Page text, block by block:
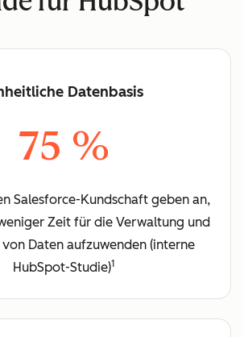
Datenbasis
75 %
Salesforce-Kundschaft geben an,
Zeit für die Verwaltung und
Daten aufzuwenden (interne
HubSpot-Studie)1